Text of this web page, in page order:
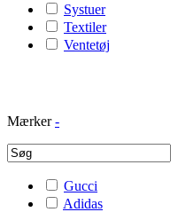
Systuer
Textiler
Ventetøj
Mærker -
Gucci
Adidas